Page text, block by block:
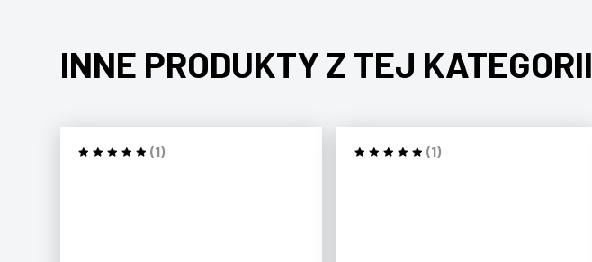
INNE PRODUKTY Z TEJ KATEGORII
(1) (1)